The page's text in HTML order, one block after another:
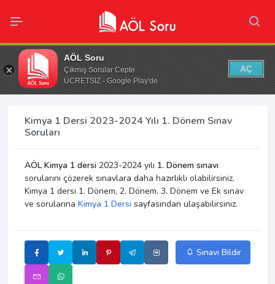
AÖL Soru
Çıkmış Sorular Cepte
ÜCRETSİZ - Google Play'de
AÇ
Kimya 1 Dersi 2023-2024 Yılı 1. Dönem Sınav
Soruları
AÖL Kimya 1 dersi 2023-2024 yılı 1. Dönem sınavı
sorularını çözerek sınavlara daha hazırlıklı olabilirsiniz.
Kimya 1 dersi 1. Dönem, 2. Dönem, 3. Dönem ve Ek sınav
ve sorularına Kimya 1 Dersi sayfasından ulaşabilirsiniz.
Sınavı Bildir